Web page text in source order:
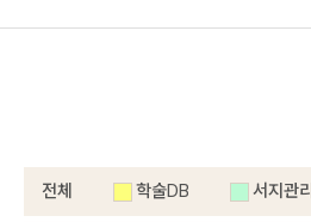
전체 학술DB 서지관리